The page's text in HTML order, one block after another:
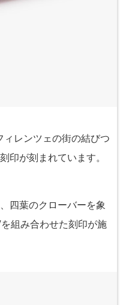
ィレンツェの街の結びつ
印が刻まれています。
四葉のクローバーを象
組み合わせた刻印が施